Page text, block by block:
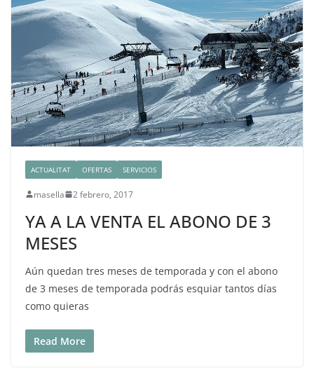
ACTUALITAT OFERTAS SERVICIOS
masella 2 febrero, 2017
YA A LA VENTA EL ABONO DE 3
MESES
Aún quedan tres meses de temporada y con el abono
de 3 meses de temporada podrás esquiar tantos días
como quieras
Read More